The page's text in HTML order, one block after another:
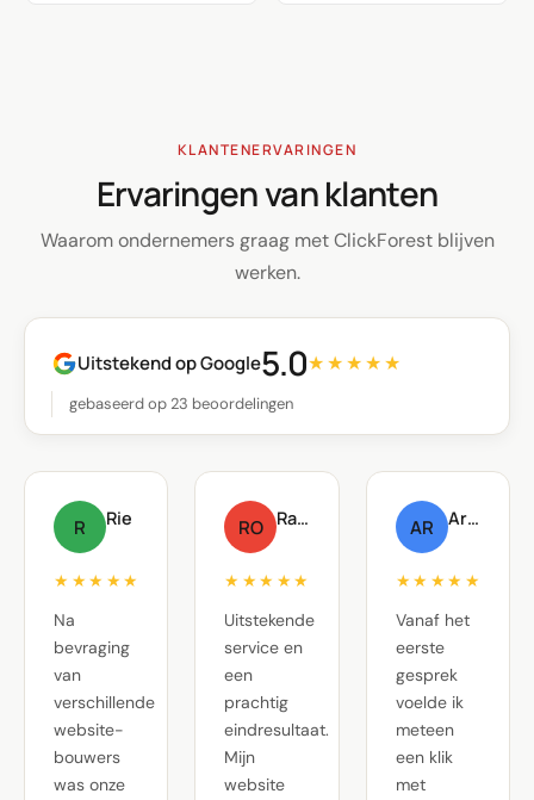
KLANTENERVARINGEN
Ervaringen van klanten
Waarom ondernemers graag met ClickForest blijven
werken.
Uitstekend op Google5.0★★★★★
gebaseerd op 23 beoordelingen
R Rie
★★★★★
Na
bevraging
van
verschillende
website-
bouwers
was onze
RO Raf Oste
★★★★★
Uitstekende
service en
een
prachtig
eindresultaat.
Mijn
website
AR Arnout Raskin
★★★★★
Vanaf het
eerste
gesprek
voelde ik
meteen
een klik
met